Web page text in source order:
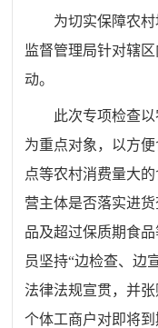
为切实保障农
监督管理局针对辖
动。
此次专项检查
为重点对象，以方
点等农村消费量大
营主体是否落实进
品及超过保质期食
员坚持“边检查、边
法律法规宣贯，并
个体工商户对即将